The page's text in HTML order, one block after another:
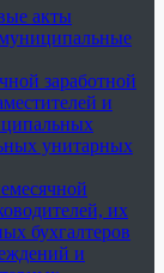
акты
заработной
и
унитарных
их
бухгалтеров
и